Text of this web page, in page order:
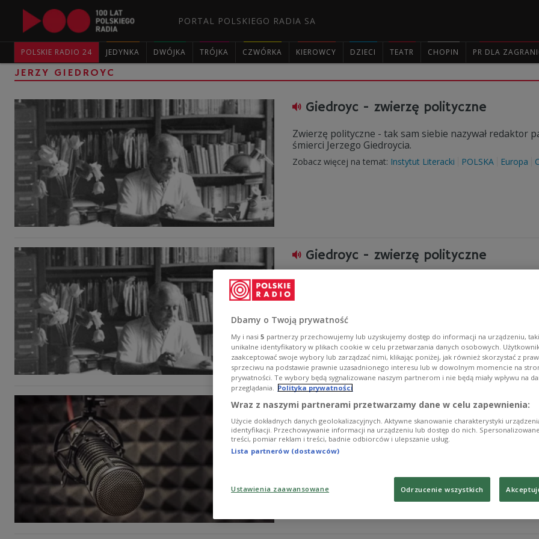
PORTAL POLSKIEGO RADIA SA
POLSKIE RADIO 24 JEDYNKA DWÓJKA TRÓJKA CZWÓRKA KIEROWCY DZIECI TEATR CHOPIN PR DLA
JERZY GIEDROYC
Giedroyc - zwierzę polityczne
Zwierzę polityczne - tak sam siebie nazywał redaktor
śmierci Jerzego Giedroycia.
Zobacz więcej na temat: Instytut Literacki POLSKA Europa
Giedroyc - zwierzę polityczne
Zwierzę polityczne - tak sam siebie nazywał redaktor
Polski pisarz z Neapolu
O literackiej oraz osobistej samotności Herlinga-
Zobacz więcej na temat: Gustaw Herling-Grudziński
Dbamy o Twoją prywatność
My i nasi 5 partnerzy przechowujemy lub uzyskujemy dostęp do informacji na urządzeniu,
unikalne identyfikatory w plikach cookie w celu przetwarzania danych osobowych.
zaakceptować swoje wybory lub zarządzać nimi, klikając poniżej, jak również skorzystać z
sprzeciwu na podstawie prawnie uzasadnionego interesu lub w dowolnym momencie na
prywatności. Te wybory będą sygnalizowane naszym partnerom i nie będą miały wpływu na
przeglądania. Polityka prywatności
Wraz z naszymi partnerami przetwarzamy dane w celu zapewnienia:
Użycie dokładnych danych geolokalizacyjnych. Aktywne skanowanie charakterystyki
identyfikacji. Przechowywanie informacji na urządzeniu lub dostęp do nich.
treści, pomiar reklam i treści, badnie odbiorców i ulepszanie usług.
Lista partnerów (dostawców)
Ustawienia zaawansowane Odrzucenie wszystkich